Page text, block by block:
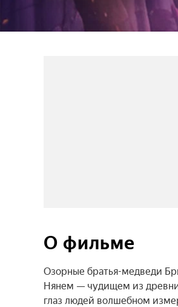
О фильме
Озорные братья-медведи
Нянем — чудищем из
глаз людей волшебном